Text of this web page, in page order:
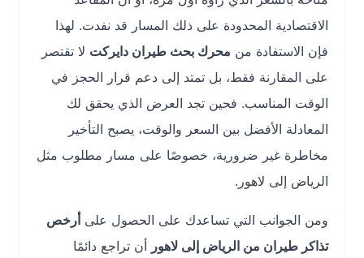
الاقتصادية المحدودة على ذلك المسار قد نفدت. لهذا
فإن الاستفادة منمحرك بحث طيران دايركتلا تقتصر
على المقارنة فقط، بل تمتد إلى دعم قرار الحجز في
الوقت المناسب. فحين تجد العرض الذي يحقق لك
المعادلة الأفضل بين السعر والوقت، يصبح التأخير
مخاطرة غير ضرورية، خصوصًا على مسار مطلوب مثل
الرياض إلى لاهور.
ومن الجوانب التي تساعدك على الحصول علىأرخص
تذاكر طيران من الرياض إلى لاهورأن تراجع دائمًا